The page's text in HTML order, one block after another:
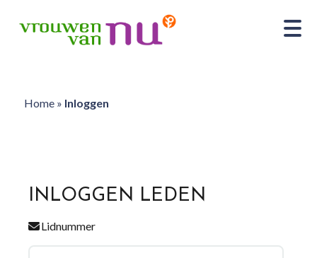
Home» Inloggen
INLOGGEN LEDEN
Lidnummer